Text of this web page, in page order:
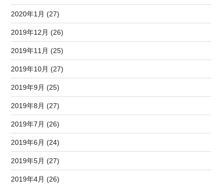
2020年1月 (27)
2019年12月 (26)
2019年11月 (25)
2019年10月 (27)
2019年9月 (25)
2019年8月 (27)
2019年7月 (26)
2019年6月 (24)
2019年5月 (27)
2019年4月 (26)